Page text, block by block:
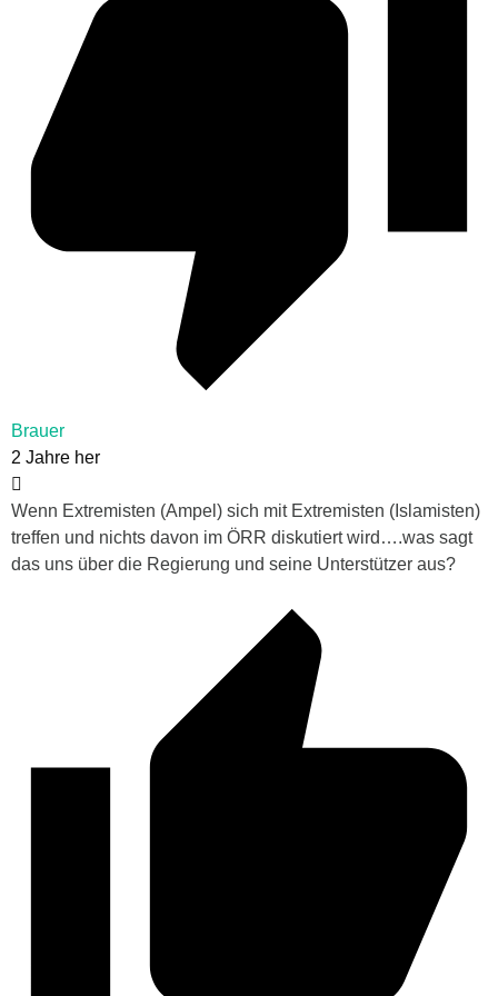
Brauer
2 Jahre her
Wenn Extremisten (Ampel) sich mit Extremisten (Islamisten)
treffen und nichts davon im ÖRR diskutiert wird….was sagt
das uns über die Regierung und seine Unterstützer aus?